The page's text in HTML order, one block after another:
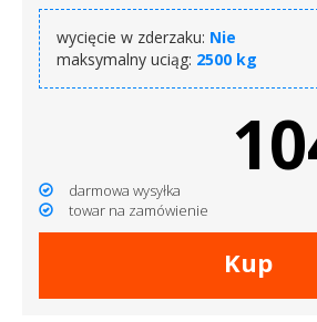
wycięcie w zderzaku: Nie
maksymalny uciąg: 2500 kg
darmowa wysyłka
towar na zamówienie
Kup